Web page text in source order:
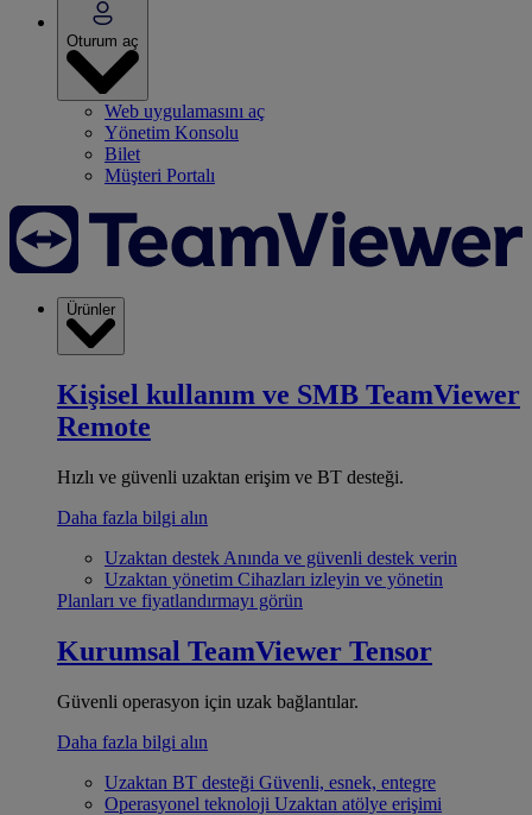
Oturum aç
Web uygulamasını aç
Yönetim Konsolu
Bilet
Müşteri Portalı
Ürünler
Kişisel kullanım ve SMB TeamViewer
Remote
Hızlı ve güvenli uzaktan erişim ve BT desteği.
Daha fazla bilgi alın
Uzaktan destek Anında ve güvenli destek verin
Uzaktan yönetim Cihazları izleyin ve yönetin
Planları ve fiyatlandırmayı görün
Kurumsal TeamViewer Tensor
Güvenli operasyon için uzak bağlantılar.
Daha fazla bilgi alın
Uzaktan BT desteği Güvenli, esnek, entegre
Operasyonel teknoloji Uzaktan atölye erişimi